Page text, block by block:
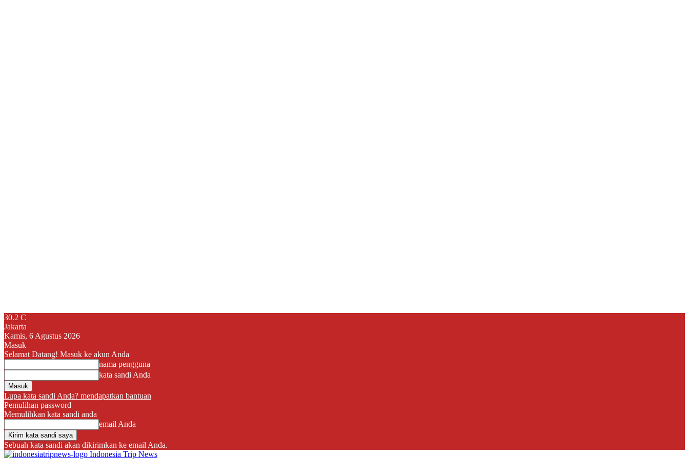
30.2 C
Jakarta
Kamis, 6 Agustus 2026
Masuk
Selamat Datang! Masuk ke akun Anda
nama pengguna
kata sandi Anda
Lupa kata sandi Anda? mendapatkan bantuan
Pemulihan password
Memulihkan kata sandi anda
email Anda
Sebuah kata sandi akan dikirimkan ke email Anda.
Indonesia Trip News